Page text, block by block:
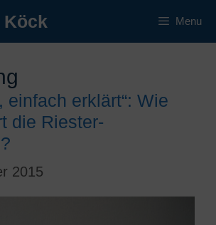
Köck Menu
einfach erklärt“: Wie
die Riester-
2015